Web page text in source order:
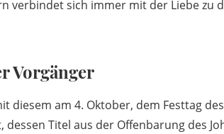
verbindet sich immer mit der Liebe zu
Vorgänger
diesem am 4. Oktober, dem Festtag
Titel aus der Offenbarung des